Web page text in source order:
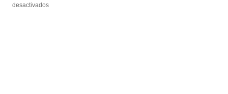
desactivadosen
desactivadosen